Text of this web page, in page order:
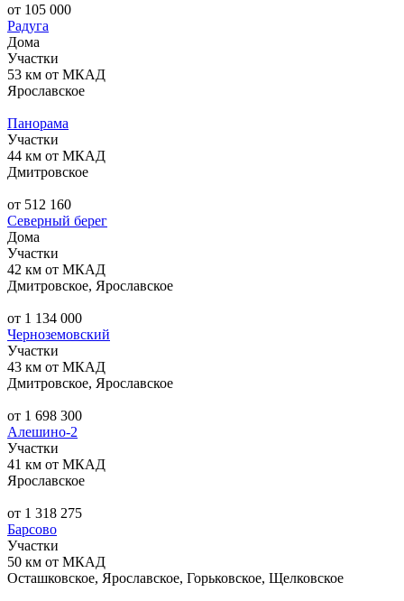
от 105 000
Радуга
Дома
Участки
53 км от МКАД
Ярославское
Панорама
Участки
44 км от МКАД
Дмитровское
от 512 160
Северный берег
Дома
Участки
42 км от МКАД
Дмитровское, Ярославское
от 1 134 000
Черноземовский
Участки
43 км от МКАД
Дмитровское, Ярославское
от 1 698 300
Алешино-2
Участки
41 км от МКАД
Ярославское
от 1 318 275
Барсово
Участки
50 км от МКАД
Осташковское, Ярославское, Горьковское, Щелковское